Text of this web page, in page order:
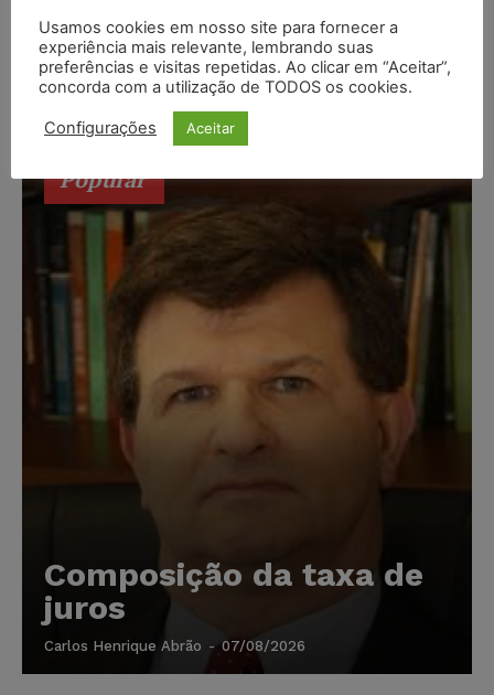
CERTIFICAÇÃO DIGITAL Flávia Costa
Sempre que um novo sistema operacional é lançado,
existe a preocupação por parte das empresas de
segurança de TI em adequar a funcionalidade de...
Popular
Composição da taxa de
juros
Carlos Henrique Abrão - 07/08/2026
Usamos cookies em nosso site para fornecer a
experiência mais relevante, lembrando suas
preferências e visitas repetidas. Ao clicar em “Aceitar”,
concorda com a utilização de TODOS os cookies.
Configurações Aceitar